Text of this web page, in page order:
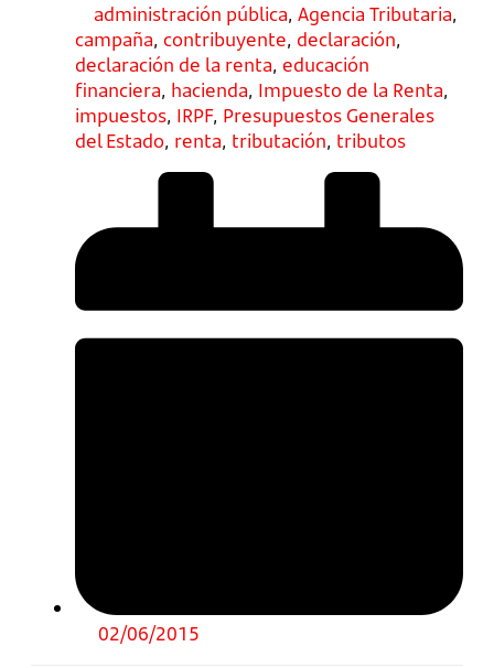
administración pública, Agencia Tributaria,
campaña, contribuyente, declaración,
declaración de la renta, educación
financiera, hacienda, Impuesto de la Renta,
impuestos, IRPF, Presupuestos Generales
del Estado, renta, tributación, tributos
02/06/2015